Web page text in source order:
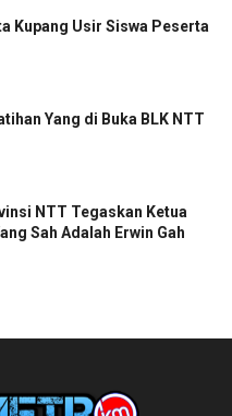
Kupang Usir Siswa Peserta
Yang di Buka BLK NTT
NTT Tegaskan Ketua
Sah Adalah Erwin Gah